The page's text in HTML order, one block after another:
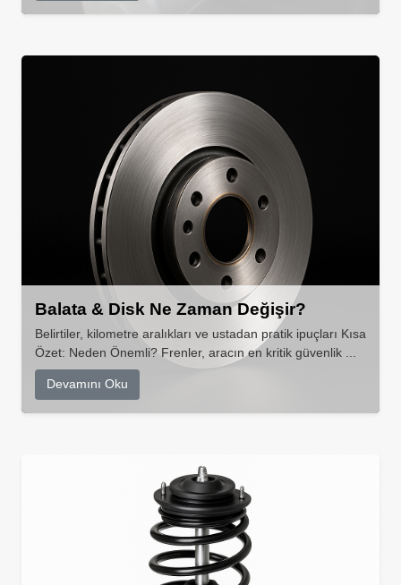
Balata & Disk Ne Zaman Değişir?
Belirtiler, kilometre aralıkları ve ustadan pratik ipuçları Kısa
Özet: Neden Önemli? Frenler, aracın en kritik güvenlik ...
Devamını Oku